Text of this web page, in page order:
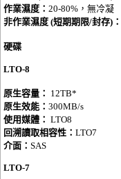
作業濕度： 20-80%，無冷凝
非作業濕度 (短期期限/封存) ：
硬碟
LTO-8
原生容量： 12TB*
原生效能： 300MB/s
使用媒體： LTO8
回溯讀取相容性： LTO7
介面： SAS
LTO-7